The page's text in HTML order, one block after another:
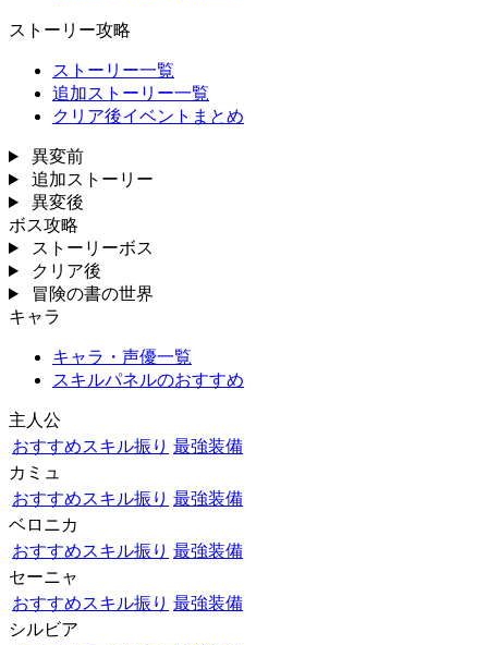
ストーリー攻略
ストーリー一覧
追加ストーリー一覧
クリア後イベントまとめ
異変前
追加ストーリー
異変後
ボス攻略
ストーリーボス
クリア後
冒険の書の世界
キャラ
キャラ・声優一覧
スキルパネルのおすすめ
主人公
おすすめスキル振り 最強装備
カミュ
おすすめスキル振り 最強装備
ベロニカ
おすすめスキル振り 最強装備
セーニャ
おすすめスキル振り 最強装備
シルビア